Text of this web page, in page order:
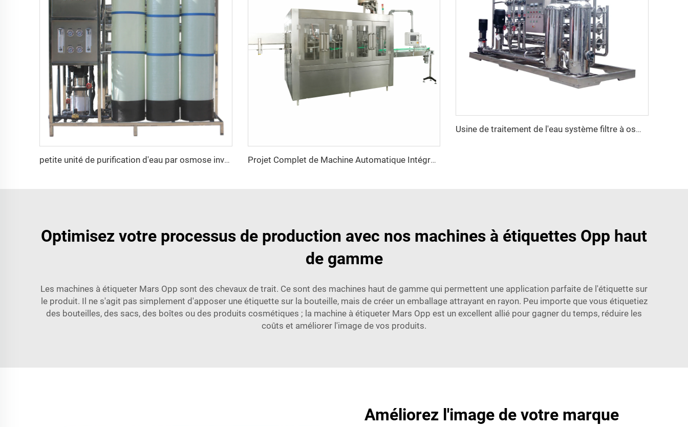
petite unité de purification d'eau par osmose inverse 1000L pour eau potable Projet Complet de Machine Automatique Intégrale pour Usine d'Eau Minérale de A à Z
Usine de traitement de l'eau système filtre à osmose inverse Commercial Mars 3000 installation sur site
Optimisez votre processus de production avec nos machines à étiquettes Opp haut
de gamme
Les machines à étiqueter Mars Opp sont des chevaux de trait. Ce sont des machines haut de gamme qui permettent une application parfaite de l'étiquette sur
le produit. Il ne s'agit pas simplement d'apposer une étiquette sur la bouteille, mais de créer un emballage attrayant en rayon. Peu importe que vous étiquetiez
des bouteilles, des sacs, des boîtes ou des produits cosmétiques ; la machine à étiqueter Mars Opp est un excellent allié pour gagner du temps, réduire les
coûts et améliorer l'image de vos produits.
Améliorez l'image de votre marque